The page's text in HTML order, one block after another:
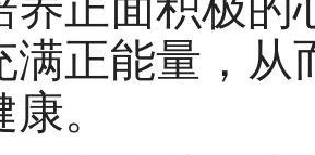
满正能量，从
。